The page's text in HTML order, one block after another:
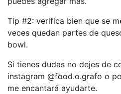
Tip #2: verifica bien que se
veces quedan partes de
bowl.
Si tienes dudas no dejes de
instagram @food.o.grafo o
me encantará ayudarte.